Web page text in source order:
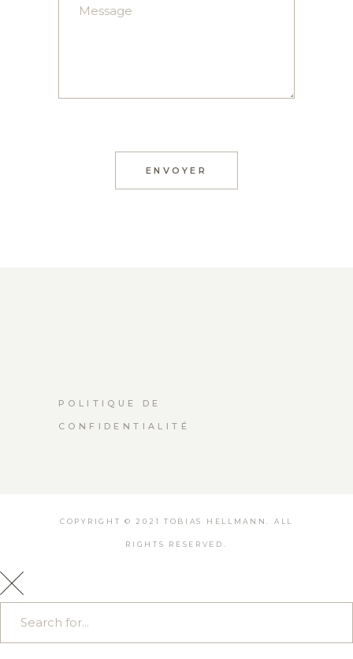
ENVOYER
POLITIQUE DE
CONFIDENTIALITÉ
COPYRIGHT © 2021 TOBIAS HELLMANN. ALL
RIGHTS RESERVED.